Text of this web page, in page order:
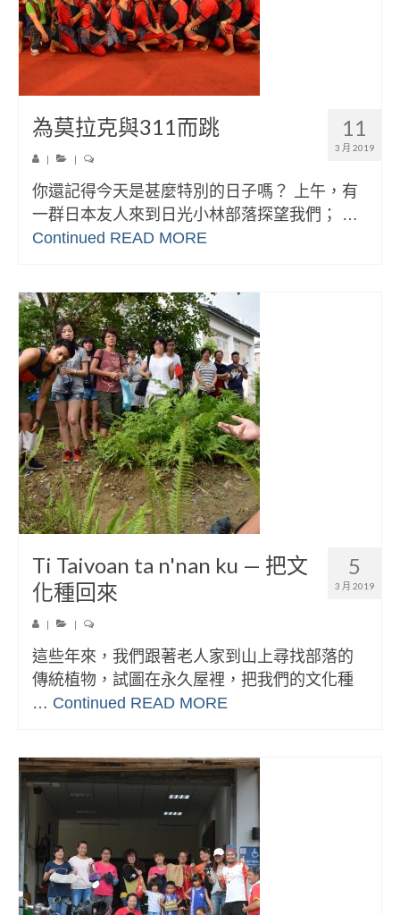
11
3 月 2019
為莫拉克與311而跳
| |
你還記得今天是甚麼特別的日子嗎？ 上午，有
一群日本友人來到日光小林部落探望我們； …
Continued READ MORE
5
3 月 2019
Ti Taivoan ta n'nan ku — 把文
化種回來
| |
這些年來，我們跟著老人家到山上尋找部落的
傳統植物，試圖在永久屋裡，把我們的文化種
… Continued READ MORE